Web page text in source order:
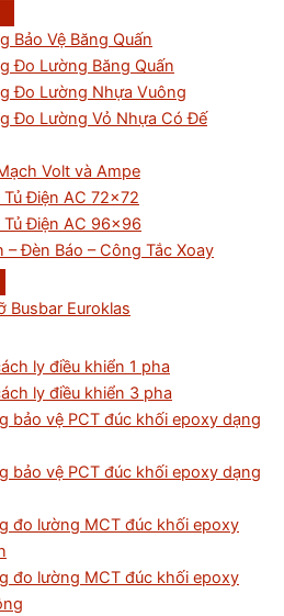
Bảo Vệ Băng Quấn
Đo Lường Băng Quấn
Đo Lường Nhựa Vuông
Đo Lường Vỏ Nhựa Có Đế
Volt và Ampe
Điện AC 72×72
Điện AC 96×96
– Đèn Báo – Công Tắc Xoay
Busbar Euroklas
ly điều khiển 1 pha
ly điều khiển 3 pha
bảo vệ PCT đúc khối epoxy dạng
bảo vệ PCT đúc khối epoxy dạng
đo lường MCT đúc khối epoxy
đo lường MCT đúc khối epoxy